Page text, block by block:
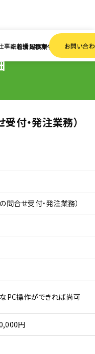
事をお探しの方へ
新着情報求人検索事業者一覧お問い合
せ受付・発注業務）
付・発注業務）
問合せ受付・発注業務）
PC操作ができれば尚可
円